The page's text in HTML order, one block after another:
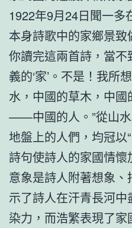
1922年9月24日聞一多
本身詩歌中的家鄉景致
你讀完這兩首詩，當
義的‘家’。不是！我所
水，中國的草木，中
——中國的人。”從山水
地盤上的人們，均冠以
詩句使詩人的家國情懷
意象是詩人附著想象
示了詩人在汗青長河
染力，而浩繁表現了